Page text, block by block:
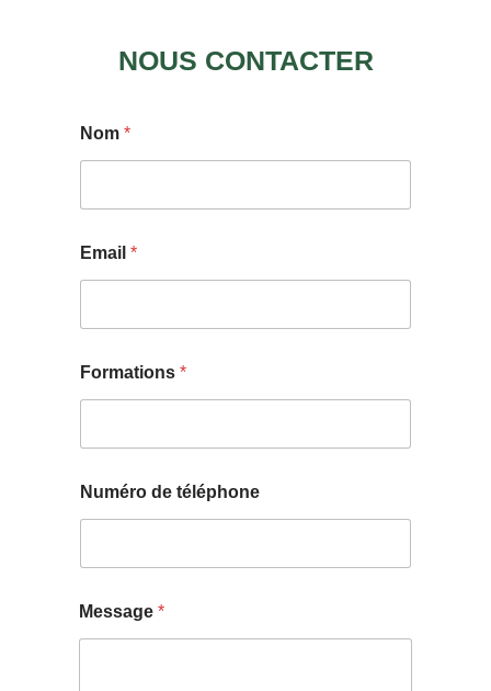
NOUS CONTACTER
Nom *
Email *
Formations *
Numéro de téléphone
Message *